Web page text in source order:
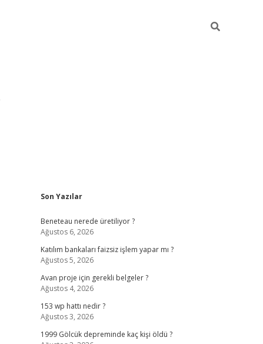
Sidebar
Son Yazılar
Beneteau nerede üretiliyor ?
Ağustos 6, 2026
Katılım bankaları faizsiz işlem yapar mı ?
Ağustos 5, 2026
Avan proje için gerekli belgeler ?
Ağustos 4, 2026
153 wp hattı nedir ?
Ağustos 3, 2026
1999 Gölcük depreminde kaç kişi öldü ?